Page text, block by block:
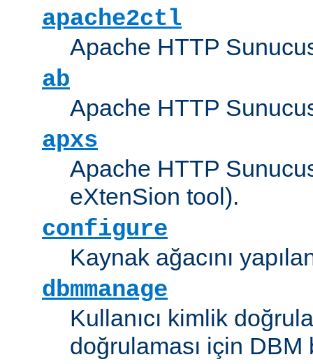
apache2ctl
Apache HTTP
ab
Apache HTTP
apxs
Apache HTTP
eXtenSion tool).
configure
Kaynak ağacını
dbmmanage
Kullanıcı kimlik
doğrulaması için